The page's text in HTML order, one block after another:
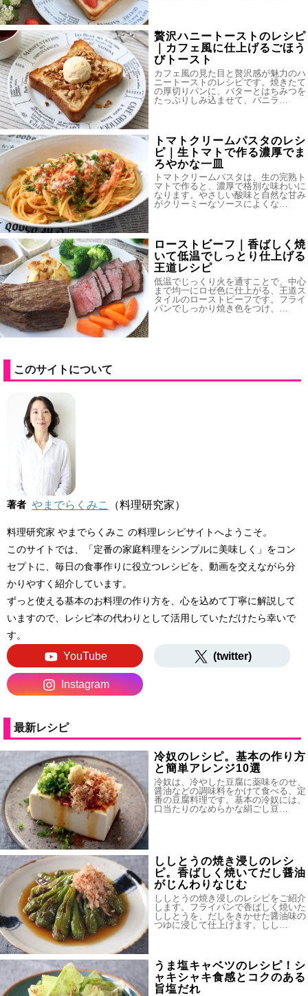
贅沢ハニートーストのレシピ
｜カフェ風に仕上げるごほう
びトースト
カフェ風の見た目と贅沢感が魅力のハ
ニートーストのレシピです。焼きたて
の厚切りパンに、バターとはちみつを
たっぷりしみ込ませて、バニラ…
トマトクリームパスタのレシ
ピ｜生トマトで作る濃厚でま
ろやかな一皿
トマトクリームパスタは、生の完熟ト
マトで作ると、濃厚で格別な味わいに
なります。やさしい酸味と自然な甘み
がクリーミーなソースによくな…
ローストビーフ｜香ばしく焼
いて低温でしっとり仕上げる
王道レシピ
低温でじっくり火を通すことで、中心
まで均一にロゼ色に仕上がる、王道ス
タイルのローストビーフです。フライ
パンでしっかり焼き色をつけ、…
このサイトについて
著者 やまでらくみこ （料理研究家）
料理研究家 やまでらくみこ の料理レシピサイトへようこそ。
このサイトでは、「定番の家庭料理をシンプルに美味しく」をコン
セプトに、毎日の食事作りに役立つレシピを、動画を交えながら分
かりやすく紹介しています。
ずっと使える基本のお料理の作り方を、心を込めて丁寧に解説して
いますので、レシピ本の代わりとして活用していただけたら幸いで
す。
YouTube (twitter)
Instagram
最新レシピ
冷奴のレシピ。基本の作り方
と簡単アレンジ10選
冷奴は、冷やした豆腐に薬味をのせ、
醤油などの調味料をかけて食べる、定
番の豆腐料理です。基本の冷奴には、
口当たりのなめらかな絹ごし豆…
ししとうの焼き浸しのレシ
ピ。香ばしく焼いてだし醤油
がじんわりなじむ
ししとうの焼き浸しのレシピをご紹介
します。フライパンで香ばしく焼いた
ししとうを、だしをきかせた醤油味の
つゆに浸して仕上げます。しし…
うま塩キャベツのレシピ！シ
ャキシャキ食感とコクのある
旨塩だれ